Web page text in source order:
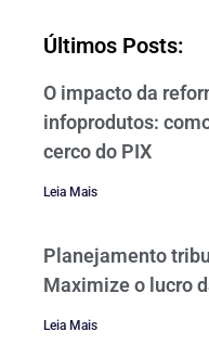
Últimos Posts:
O impacto da
infoprodutos:
cerco do PIX
Leia Mais
Planejamento
Maximize o lucro
Leia Mais